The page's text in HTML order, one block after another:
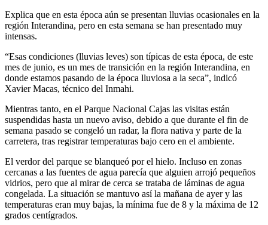
Explica que en esta época aún se presentan lluvias ocasionales en la
región Interandina, pero en esta semana se han presentado muy
intensas.
“Esas condiciones (lluvias leves) son típicas de esta época, de este
mes de junio, es un mes de transición en la región Interandina, en
donde estamos pasando de la época lluviosa a la seca”, indicó
Xavier Macas, técnico del Inmahi.
Mientras tanto, en el Parque Nacional Cajas las visitas están
suspendidas hasta un nuevo aviso, debido a que durante el fin de
semana pasado se congeló un radar, la flora nativa y parte de la
carretera, tras registrar temperaturas bajo cero en el ambiente.
El verdor del parque se blanqueó por el hielo. Incluso en zonas
cercanas a las fuentes de agua parecía que alguien arrojó pequeños
vidrios, pero que al mirar de cerca se trataba de láminas de agua
congelada. La situación se mantuvo así la mañana de ayer y las
temperaturas eran muy bajas, la mínima fue de 8 y la máxima de 12
grados centígrados.